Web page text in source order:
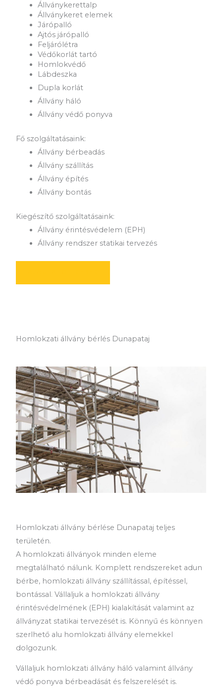
Állványkerettalp
Állványkeret elemek
Járópalló
Ajtós járópalló
Feljárólétra
Védőkorlát tartó
Homlokvédő
Lábdeszka
Dupla korlát
Állvány háló
Állvány védő ponyva
Fő szolgáltatásaink:
Állvány bérbeadás
Állvány szállítás
Állvány építés
Állvány bontás
Kiegészítő szolgáltatásaink:
Állvány érintésvédelem (EPH)
Állvány rendszer statikai tervezés
Homlokzati állvány bérlés Dunapataj
Homlokzati állvány bérlése Dunapataj teljes
területén.
A homlokzati állványok minden eleme
megtalálható nálunk. Komplett rendszereket adun
bérbe, homlokzati állvány szállítással, építéssel,
bontással. Vállaljuk a homlokzati állvány
érintésvédelmének (EPH) kialakítását valamint az
állványzat statikai tervezését is. Könnyű és könnyen
szerlhető alu homlokzati állvány elemekkel
dolgozunk.
Vállaljuk homlokzati állvány háló valamint állvány
védő ponyva bérbeadását és felszerelését is.